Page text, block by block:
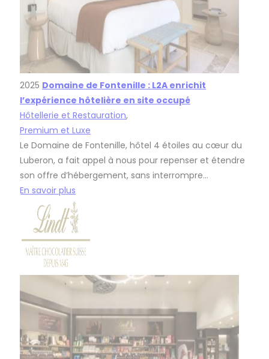
2025 Domaine de Fontenille : L2A enrichit
l’expérience hôtelière en site occupé
Hôtellerie et Restauration,
Premium et Luxe
Le Domaine de Fontenille, hôtel 4 étoiles au cœur du
Luberon, a fait appel à nous pour repenser et étendre
son offre d’hébergement, sans interrompre…
En savoir plus